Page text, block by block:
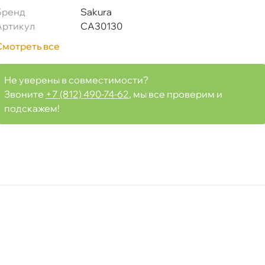
Sakura
CA30130
все
Не уверены в совместимости?
Звоните +7 (812) 490-74-62, мы все проверим и
подскажем!
06.08 (при заказе от 2000₽) Срочная за 2 ч – 399 ₽